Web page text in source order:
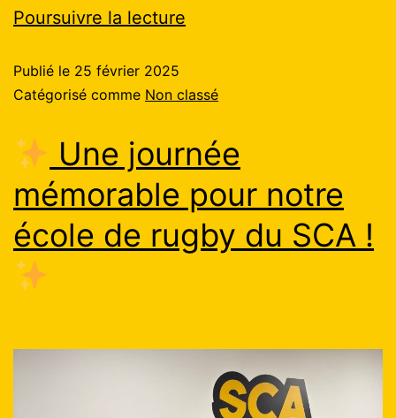
Poursuivre la lecture
Publié le 25 février 2025
Catégorisé comme Non classé
Une journée
mémorable pour notre
école de rugby du SCA !